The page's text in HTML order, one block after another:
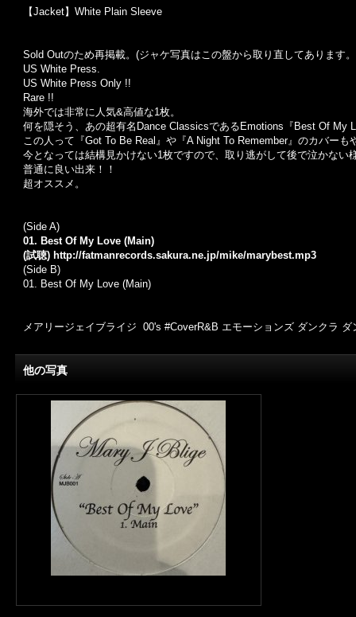
【Jacket】White Plain Sleeve
Sold Outのため再掲載。(ジャケ写真はこの盤から取り直してあります
US White Press.
US White Press Only !!
Rare !!
海外では非常に人気&高値な1枚。
何を隠そう、あの超有名Dance ClassicsであるEmotions『Best Of My
この人って『Got To Be Real』や『A Night To Remember』のカバー
今となっては結構見かけない1枚ですので、取り逃がして後で泣かない
普通に良い出来！！
超オススメ。
(Side A)
01. Best Of My Love (Main)
(試聴) http://fatmanrecords.sakura.ne.jp/mike/marybest.mp3
(Side B)
01. Best Of My Love (Main)
メアリージェイブライジ 00's #CoverR&B エモーションズ ダンクラ
他の写真